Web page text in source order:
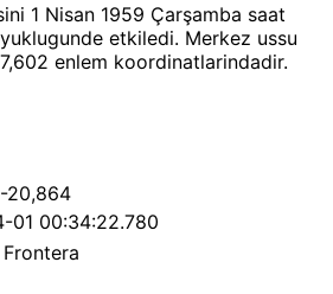
1 Nisan 1959 Çarşamba saat
etkiledi. Merkez ussu
enlem koordinatlarindadir.
20,864
01 00:34:22.780